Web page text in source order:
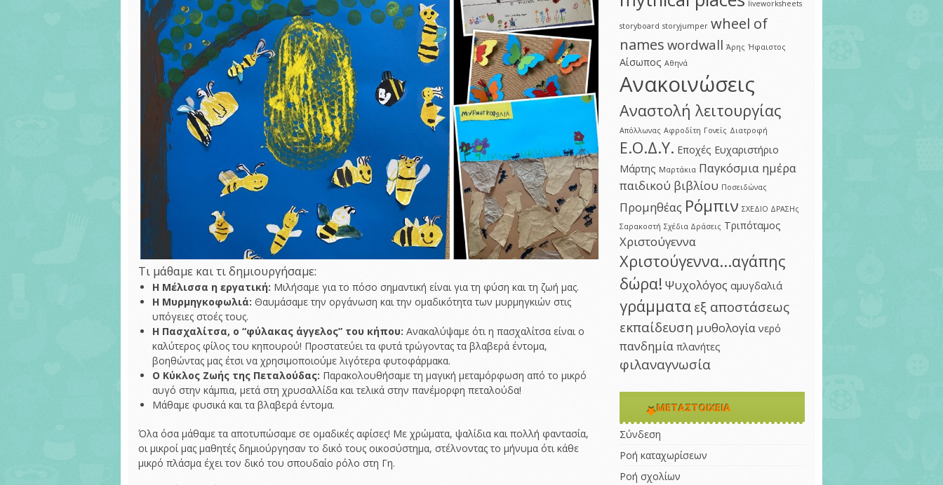
Τι μάθαμε και τι δημιουργήσαμε:
Η Μέλισσα η εργατική: Μιλήσαμε για το πόσο σημαντική είναι για τη φύση και τη ζωή μας.
Η Μυρμηγκοφωλιά: Θαυμάσαμε την οργάνωση και την ομαδικότητα των μυρμηγκιών στις
υπόγειες στοές τους.
Η Πασχαλίτσα, ο “φύλακας άγγελος” του κήπου: Ανακαλύψαμε ότι η πασχαλίτσα είναι ο
καλύτερος φίλος του κηπουρού! Προστατεύει τα φυτά τρώγοντας τα βλαβερά έντομα,
βοηθώντας μας έτσι να χρησιμοποιούμε λιγότερα φυτοφάρμακα.
Ο Κύκλος Ζωής της Πεταλούδας: Παρακολουθήσαμε τη μαγική μεταμόρφωση από το μικρό
αυγό στην κάμπια, μετά στη χρυσαλλίδα και τελικά στην πανέμορφη πεταλούδα!
Μάθαμε φυσικά και τα βλαβερά έντομα.
Όλα όσα μάθαμε τα αποτυπώσαμε σε ομαδικές αφίσες! Με χρώματα, ψαλίδια και πολλή φαντασία,
οι μικροί μας μαθητές δημιούργησαν το δικό τους οικοσύστημα, στέλνοντας το μήνυμα ότι κάθε
μικρό πλάσμα έχει τον δικό του σπουδαίο ρόλο στη Γη.
liveworksheets
storyboard storyjumper wheel of
names wordwall Άρης Ήφαιστος
Αίσωπος Αθηνά
Ανακοινώσεις
Αναστολή λειτουργίας
Απόλλωνας Αφροδίτη Γονείς Διατροφή
Ε.Ο.Δ.Υ. Εποχές Ευχαριστήριο
Μάρτης Μαρτάκια Παγκόσμια ημέρα
παιδικού βιβλίου Ποσειδώνας
Προμηθέας Ρόμπιν ΣΧΕΔΙΟ ΔΡΑΣΗς
Σαρακοστή Σχέδια Δράσεις Τριπόταμος
Χριστούγεννα
Χριστούγεννα...αγάπης
δώρα! Ψυχολόγος αμυγδαλιά
γράμματα εξ αποστάσεως
εκπαίδευση μυθολογία νερό
πανδημία πλανήτες
φιλαναγνωσία
ΜΕΤΑΣΤΟΙΧΕΊΑ
Σύνδεση
Ροή καταχωρίσεων
Ροή σχολίων